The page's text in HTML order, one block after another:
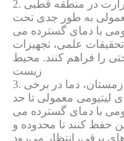
2. زمینه تحقیقات علمی قطبی: درجه حرارت در منطقه قطبی
به طور جدی تحت
با دمای گسترده می
تحقیقات علمی، تجهیزات
را فراهم کنند. محیط
زیست
3. میدان وسیله نقلیه انرژی جدید: در زمستان، دما در برخی
لیتیومی معمولی تا حد
با دمای گسترده می
حفظ کنند تا محدوده و
برقی، انتظار می‌رود